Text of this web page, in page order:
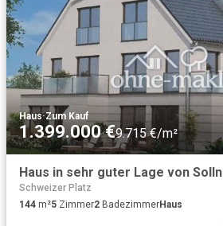
Haus·Zum Kauf
1.399.000 €9.715 €/m²
Haus in sehr guter Lage von Solln
Schweizer Platz
144 m²5 Zimmer2 BadezimmerHaus